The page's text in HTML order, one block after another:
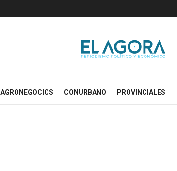
AGRONEGOCIOS CONURBANO PROVINCIALES